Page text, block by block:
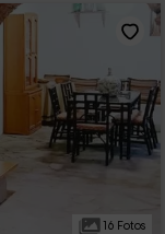
16 Fotos